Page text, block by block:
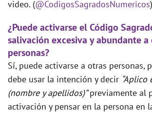
video. (@CodigosSagradosNumericos)
¿Puede activarse el Código
salivación excesiva y abundante a
personas?
Sí, puede activarse a otras personas,
debe usar la intención y decir “Aplico
(nombre y apellidos)”previamente al
activación y pensar en la persona en